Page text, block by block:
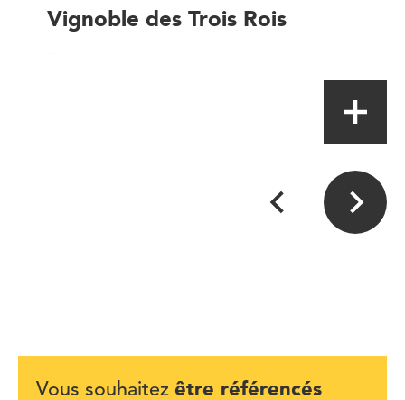
Vignoble des Trois Rois
Vous souhaitez être référencés